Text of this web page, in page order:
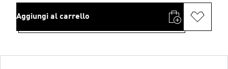
Aggiungi al carrello